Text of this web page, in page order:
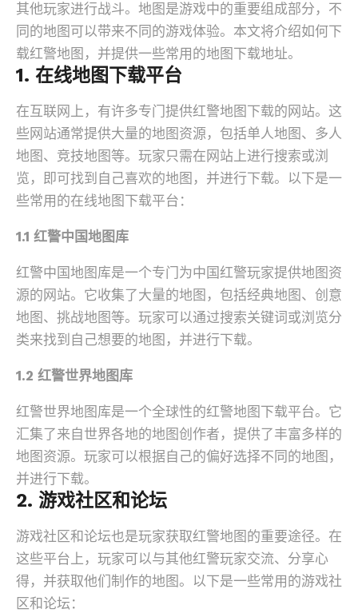
其他玩家进行战斗。地图是游戏中的重要组成部分，不
同的地图可以带来不同的游戏体验。本文将介绍如何下
载红警地图，并提供一些常用的地图下载地址。
1. 在线地图下载平台
在互联网上，有许多专门提供红警地图下载的网站。这
些网站通常提供大量的地图资源，包括单人地图、多人
地图、竞技地图等。玩家只需在网站上进行搜索或浏
览，即可找到自己喜欢的地图，并进行下载。以下是一
些常用的在线地图下载平台：
1.1 红警中国地图库
红警中国地图库是一个专门为中国红警玩家提供地图资
源的网站。它收集了大量的地图，包括经典地图、创意
地图、挑战地图等。玩家可以通过搜索关键词或浏览分
类来找到自己想要的地图，并进行下载。
1.2 红警世界地图库
红警世界地图库是一个全球性的红警地图下载平台。它
汇集了来自世界各地的地图创作者，提供了丰富多样的
地图资源。玩家可以根据自己的偏好选择不同的地图，
并进行下载。
2. 游戏社区和论坛
游戏社区和论坛也是玩家获取红警地图的重要途径。在
这些平台上，玩家可以与其他红警玩家交流、分享心
得，并获取他们制作的地图。以下是一些常用的游戏社
区和论坛：